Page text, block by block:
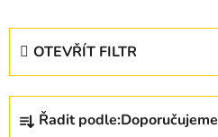
OTEVŘÍT FILTR
Ř
Řadit podle:Doporučujeme